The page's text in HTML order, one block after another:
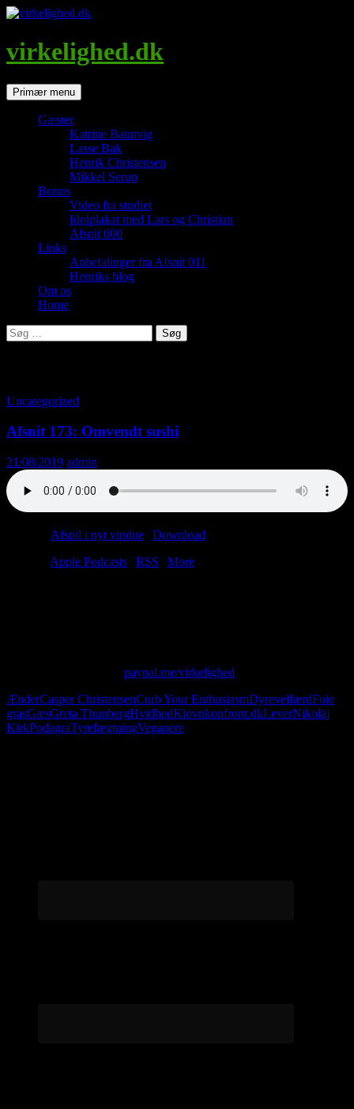
Hop
indhold
virkelighed.dk
SøgPrimær menu
Gæster
Katrine Baunvig
Lasse Bak
Henrik Christensen
Mikkel Serup
Bonus
Video fra studiet
Idolplakat med Lars og Christian
Afsnit 000
Links
Anbefalinger fra Afsnit 011
Henriks blog
Om os
Home
Søg
efter:
Uncategorized
Afsnit 173: Omvendt sushi
21/08/2019 admin
Afspil i nyt vindue Download
Apple Podcasts RSS
More
paypal.me/virkelighed
ÆnderCasper ChristensenCurb Your EnthusiasmDyrevelfærdFoie
grasGæsGreta ThunbergHvidhedKlovnkonfront.dkLeverNikolaj
KirkPodagraTyrefægtningVeganere